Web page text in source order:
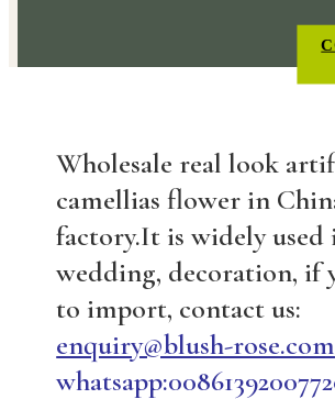
Wholesale real look
camellias flower in
factory.It is widely used
wedding, decoration, if
to import, contact us:
enquiry@blush-